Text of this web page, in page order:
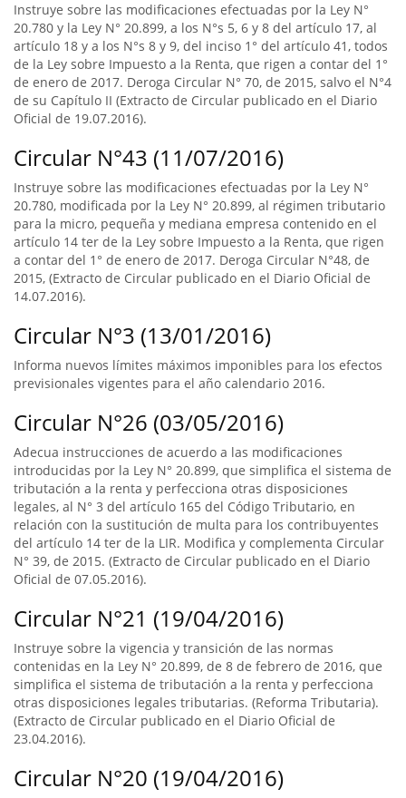
Instruye sobre las modificaciones efectuadas por la Ley N°
20.780 y la Ley N° 20.899, a los N°s 5, 6 y 8 del artículo 17, al
artículo 18 y a los N°s 8 y 9, del inciso 1° del artículo 41, todos
de la Ley sobre Impuesto a la Renta, que rigen a contar del 1°
de enero de 2017. Deroga Circular N° 70, de 2015, salvo el N°4
de su Capítulo II (Extracto de Circular publicado en el Diario
Oficial de 19.07.2016).
Circular N°43 (11/07/2016)
Instruye sobre las modificaciones efectuadas por la Ley N°
20.780, modificada por la Ley N° 20.899, al régimen tributario
para la micro, pequeña y mediana empresa contenido en el
artículo 14 ter de la Ley sobre Impuesto a la Renta, que rigen
a contar del 1° de enero de 2017. Deroga Circular N°48, de
2015, (Extracto de Circular publicado en el Diario Oficial de
14.07.2016).
Circular N°3 (13/01/2016)
Informa nuevos límites máximos imponibles para los efectos
previsionales vigentes para el año calendario 2016.
Circular N°26 (03/05/2016)
Adecua instrucciones de acuerdo a las modificaciones
introducidas por la Ley N° 20.899, que simplifica el sistema de
tributación a la renta y perfecciona otras disposiciones
legales, al N° 3 del artículo 165 del Código Tributario, en
relación con la sustitución de multa para los contribuyentes
del artículo 14 ter de la LIR. Modifica y complementa Circular
N° 39, de 2015. (Extracto de Circular publicado en el Diario
Oficial de 07.05.2016).
Circular N°21 (19/04/2016)
Instruye sobre la vigencia y transición de las normas
contenidas en la Ley N° 20.899, de 8 de febrero de 2016, que
simplifica el sistema de tributación a la renta y perfecciona
otras disposiciones legales tributarias. (Reforma Tributaria).
(Extracto de Circular publicado en el Diario Oficial de
23.04.2016).
Circular N°20 (19/04/2016)